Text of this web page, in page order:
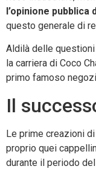
l’opinione
questo generale di
Aldilà delle
la carriera di Coco
primo famoso
Il
Le prime creazioni
proprio quei
durante il periodo